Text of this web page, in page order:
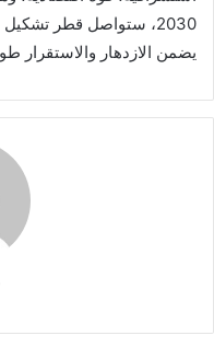
2030، ستواصل قطر
يضمن الازدهار والاستقرار